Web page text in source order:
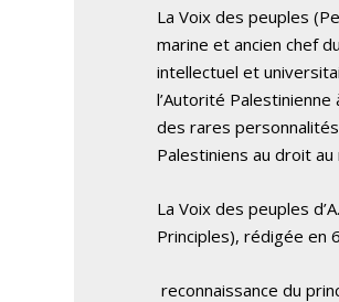
La Voix des peuples
marine et ancien chef
intellectuel et
l’Autorité
des rares
Palestiniens au droit
La Voix des peuples
Principles), rédigée en
reconnaissance du